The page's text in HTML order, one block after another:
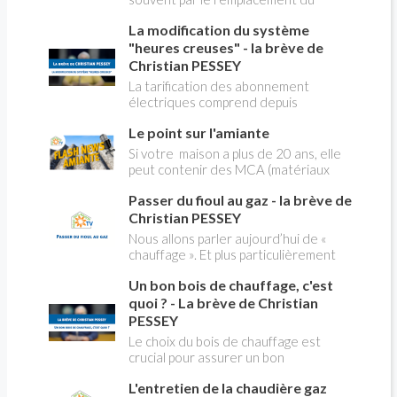
expliquer
La modification du système
"heures creuses" - la brève de
Christian PESSEY
La tarification des abonnement
électriques comprend depuis
pleines, heures creuses. Aujourd'hui
Christian PESSEY vous explique tout
ce qu'il faut savoir sur la nouvelle
modification du système "heures
creuses" qui concerne près de 15
millions de Français !
Le point sur l'amiante
Si votre maison a plus de 20 ans, elle
peut contenir des MCA (matériaux
panique, on fait le point dans notre
flash news n°3 spéciale Amiante et
ses dangers avec Christian Pessey
Passer du fioul au gaz - la brève de
Christian PESSEY
Nous allons parler aujourd’hui de «
chauffage ». Et plus particulièrement
aborder l’abandon du fioul au profit du
gaz.
Un bon bois de chauffage, c'est
quoi ? - La brève de Christian
PESSEY
Le choix du bois de chauffage est
crucial pour assurer un bon
l'impact environnemental. Mais
L'entretien de la chaudière gaz